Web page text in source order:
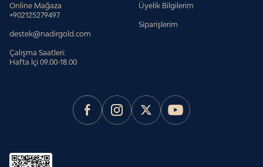
Online Mağaza
+902125279497
destek@nadirgold.com
Çalışma Saatleri:
Hafta İçi 09.00-18.00
Üyelik Bilgilerim
Siparişlerim